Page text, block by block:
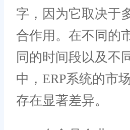
字，因为它取决于
合作用。在不同的
同的时间段以及不
中，ERP系统的市
存在显著差异。